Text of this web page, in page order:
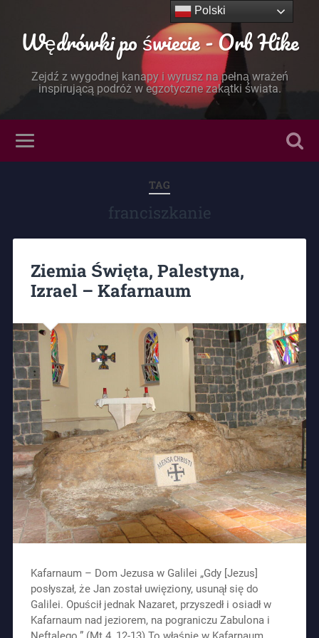
Wędrówki po świecie - Orb Hike
Zejdź z wygodnej kanapy i wyrusz na pełną wrażeń
inspirującą podróż w egzotyczne zakątki świata.
TAG
franciszkanie
Ziemia Święta, Palestyna,
Izrael – Kafarnaum
Kafarnaum – Dom Jezusa w Galilei „Gdy [Jezus]
posłyszał, że Jan został uwięziony, usunął się do
Galilei. Opuścił jednak Nazaret, przyszedł i osiadł w
Kafarnaum nad jeziorem, na pograniczu Zabulona i
Polski